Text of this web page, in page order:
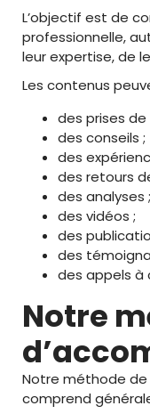
L’objectif est de
professionnelle,
leur expertise, de
Les contenus
des prises
des conseils ;
des
des retours
des analyses ;
des vidéos ;
des
des
des appels à
Notre
Notre méthode de
comprend